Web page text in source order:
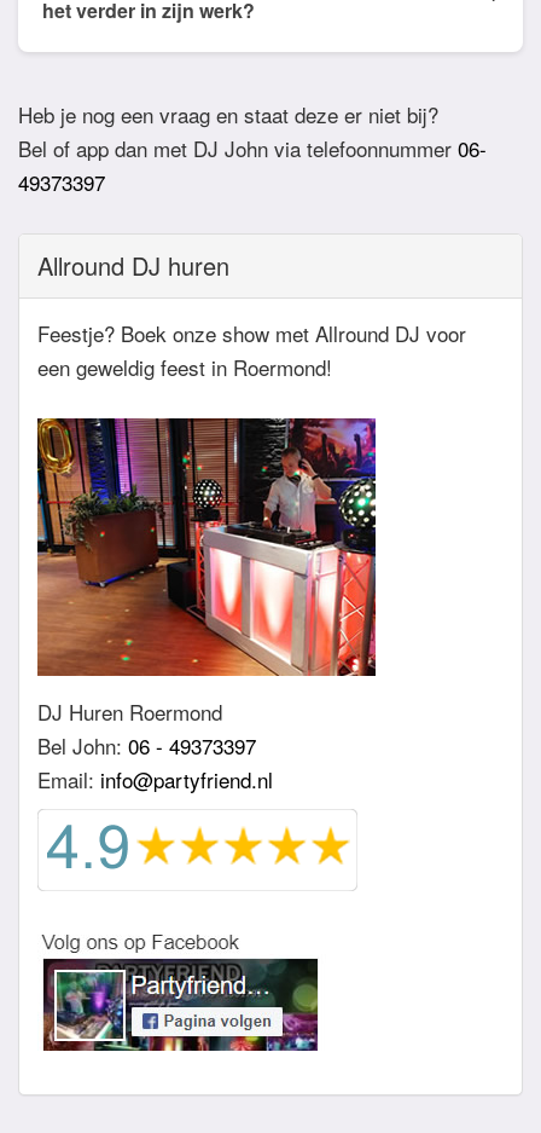
het verder in zijn werk?
zodat het feest definitief geboekt is. Wij vragen
overigens geen aanbetaling. Tegen die dat het
feest eraan komt zullen we nog even contact
hebben betreft de muziekwensen en de planning
van de avond. Daarnaast zijn wij altijd bereikbaar
zowel telefonisch, via e-mail of de app.
Heb je nog een vraag en staat deze er niet bij?
Bel of app dan met DJ John via telefoonnummer 06-
49373397
Allround DJ huren
Feestje? Boek onze show met Allround DJ voor
een geweldig feest in Roermond!
DJ Huren Roermond
Bel John: 06 - 49373397
Email: info@partyfriend.nl